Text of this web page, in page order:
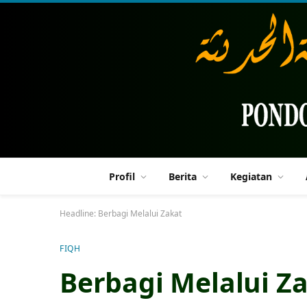
Profil Berita Kegiatan
Headline: Berbagi Melalui Zakat
FIQH
Berbagi Melalui